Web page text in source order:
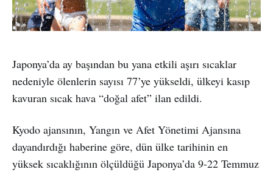
Japonya’da ay başından bu yana etkili aşırı sıcaklar
nedeniyle ölenlerin sayısı 77’ye yükseldi, ülkeyi kasıp
kavuran sıcak hava “doğal afet” ilan edildi.
Kyodo ajansının, Yangın ve Afet Yönetimi Ajansına
dayandırdığı haberine göre, dün ülke tarihinin en
yüksek sıcaklığının ölçüldüğü Japonya’da 9-22 Temmuz